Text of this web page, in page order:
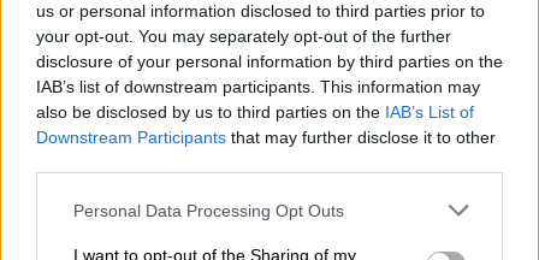
us or personal information disclosed to third parties prior to
your opt-out. You may separately opt-out of the further
disclosure of your personal information by third parties on the
IAB’s list of downstream participants. This information may
also be disclosed by us to third parties on the IAB’s List of
Downstream Participants that may further disclose it to other
Please note that this website/app uses one or more Google
not limited to your visit or usage behaviour. You may click to
Personal Data Processing Opt Outs
I want to opt-out of the Sharing of my
Εισοδήματα
Σύμφωνα με τη δήλωση περιουσιακής
κατάστασης, ο Νίκος Ανδρουλάκης δήλωσε
εισόδημα 36.529,56 ευρώ από μισθωτές
υπηρεσίες και πρόσθετες αμοιβές, 21.504,96
ευρώ από ακίνητα, καθώς και 7,49 ευρώ από
μερίσματα και τόκους.